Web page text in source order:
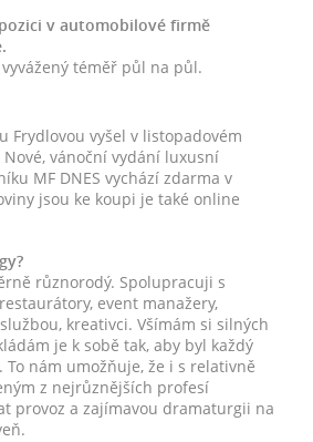
v automobilové firmě
téměř půl na půl.
Frydlovou vyšel v listopadovém
vánoční vydání luxusní
MF DNES vychází zdarma v
jsou ke koupi je také online
různorodý. Spolupracuji s
event manažery,
kreativci. Všímám si silných
je k sobě tak, aby byl každý
nám umožňuje, že i s relativně
z nejrůznějších profesí
provoz a zajímavou dramaturgii na